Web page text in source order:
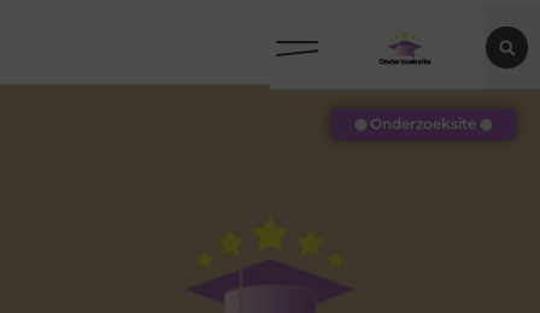
◉ Onderzoeksite ◉